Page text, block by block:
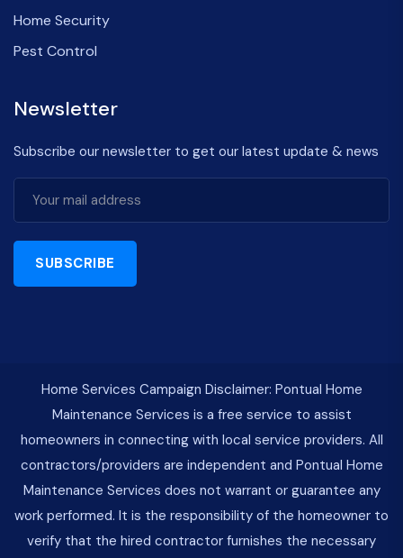
Home Security
Pest Control
Newsletter
Subscribe our newsletter to get our latest update & news
SUBSCRIBE
Home Services Campaign Disclaimer: Pontual Home
Maintenance Services is a free service to assist
homeowners in connecting with local service providers. All
contractors/providers are independent and Pontual Home
Maintenance Services does not warrant or guarantee any
work performed. It is the responsibility of the homeowner to
verify that the hired contractor furnishes the necessary